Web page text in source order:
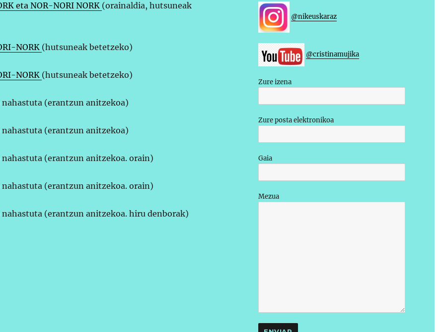
eta NOR-NORI NORK (orainaldia, hutsuneak
NORK (hutsuneak betetzeko)
NORK (hutsuneak betetzeko)
(erantzun anitzekoa)
(erantzun anitzekoa)
(erantzun anitzekoa. orain)
nahastuta (erantzun anitzekoa. orain)
nahastuta (erantzun anitzekoa. hiru denborak)
@nikeuskaraz
@cristinamujika
Zure izena
Zure posta elektronikoa
Gaia
Mezua